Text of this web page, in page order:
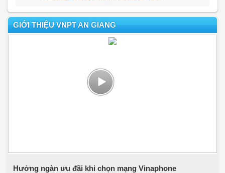
GIỚI THIỆU VNPT AN GIANG
Hưởng ngàn ưu đãi khi chọn mạng Vinaphone